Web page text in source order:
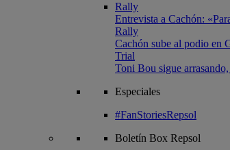
Rally
Entrevista a Cachón:
Rally
Cachón sube al podio en
Trial
Toni Bou sigue
Especiales
#FanStoriesRepsol
Boletín Box Repsol